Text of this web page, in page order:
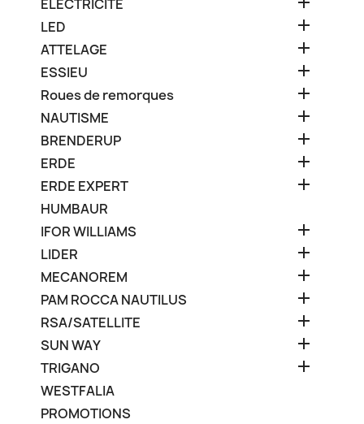
ELECTRICITE
LED 
ATTELAGE 
ESSIEU 
Roues de remorques 
NAUTISME 
BRENDERUP 
ERDE 
ERDE EXPERT 
HUMBAUR
IFOR WILLIAMS

LIDER 
MECANOREM 
PAM ROCCA NAUTILUS 
RSA/SATELLITE 
SUN WAY 
TRIGANO 
WESTFALIA
PROMOTIONS